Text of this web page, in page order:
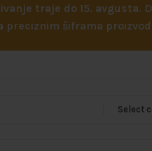
traje do 15. avgusta.
šiframa
Select